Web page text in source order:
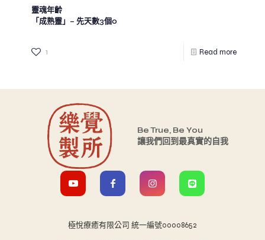
靈魂年齡
「成熟靈」– 先天數3個0
1 Read more
Be True, Be You
讓我們回到最真實的自我
極悅療癒有限公司 統一編號00008652